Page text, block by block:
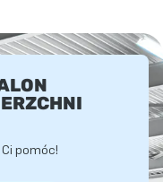
pomóc!